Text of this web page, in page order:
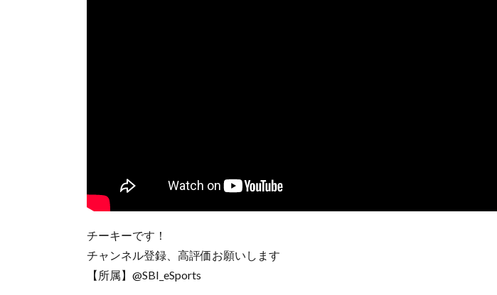
チーキーです！
チャンネル登録、高評価お願いします
【所属】@SBI_eSports